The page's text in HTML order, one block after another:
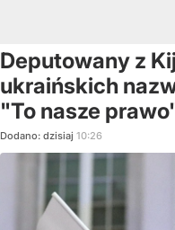
Deputowany z
ukraińskich
"To nasze
Dodano: dzisiaj 10:26